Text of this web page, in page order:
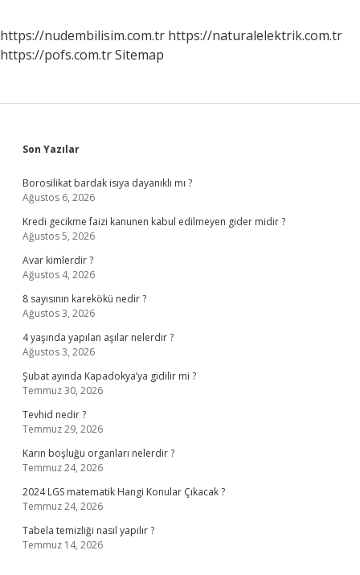
https://nudembilisim.com.tr https://naturalelektrik.com.tr
https://pofs.com.trSitemap
Sidebar
Son Yazılar
Borosilikat bardak isıya dayanıklı mı ?
Ağustos 6, 2026
Kredi gecikme faizi kanunen kabul edilmeyen gider midir ?
Ağustos 5, 2026
Avar kimlerdir ?
Ağustos 4, 2026
8 sayısının karekökü nedir ?
Ağustos 3, 2026
4 yaşında yapılan aşılar nelerdir ?
Ağustos 3, 2026
Şubat ayında Kapadokya’ya gidilir mi ?
Temmuz 30, 2026
Tevhid nedir ?
Temmuz 29, 2026
Karın boşluğu organları nelerdir ?
Temmuz 24, 2026
2024 LGS matematik Hangi Konular Çıkacak ?
Temmuz 24, 2026
Tabela temizliği nasıl yapılır ?
Temmuz 14, 2026